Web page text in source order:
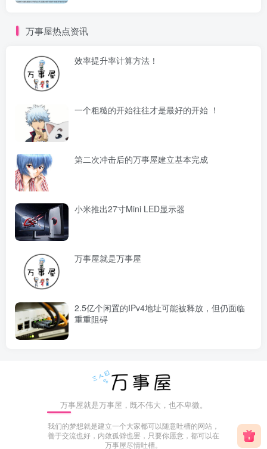
万事屋热点资讯
效率提升率计算方法！
一个粗糙的开始往往才是最好的开始 ！
第二次冲击后的万事屋建立基本完成
小米推出27寸Mini LED显示器
万事屋就是万事屋
2.5亿个闲置的IPv4地址可能被释放，但仍面临
重重阻碍
万事屋就是万事屋，既不伟大，也不卑微。
我们的梦想就是建立一个大家都可以随意吐槽的网站，
善于交流也好，内敛孤僻也罢，只要你愿意，都可以在
万事屋尽情吐槽。